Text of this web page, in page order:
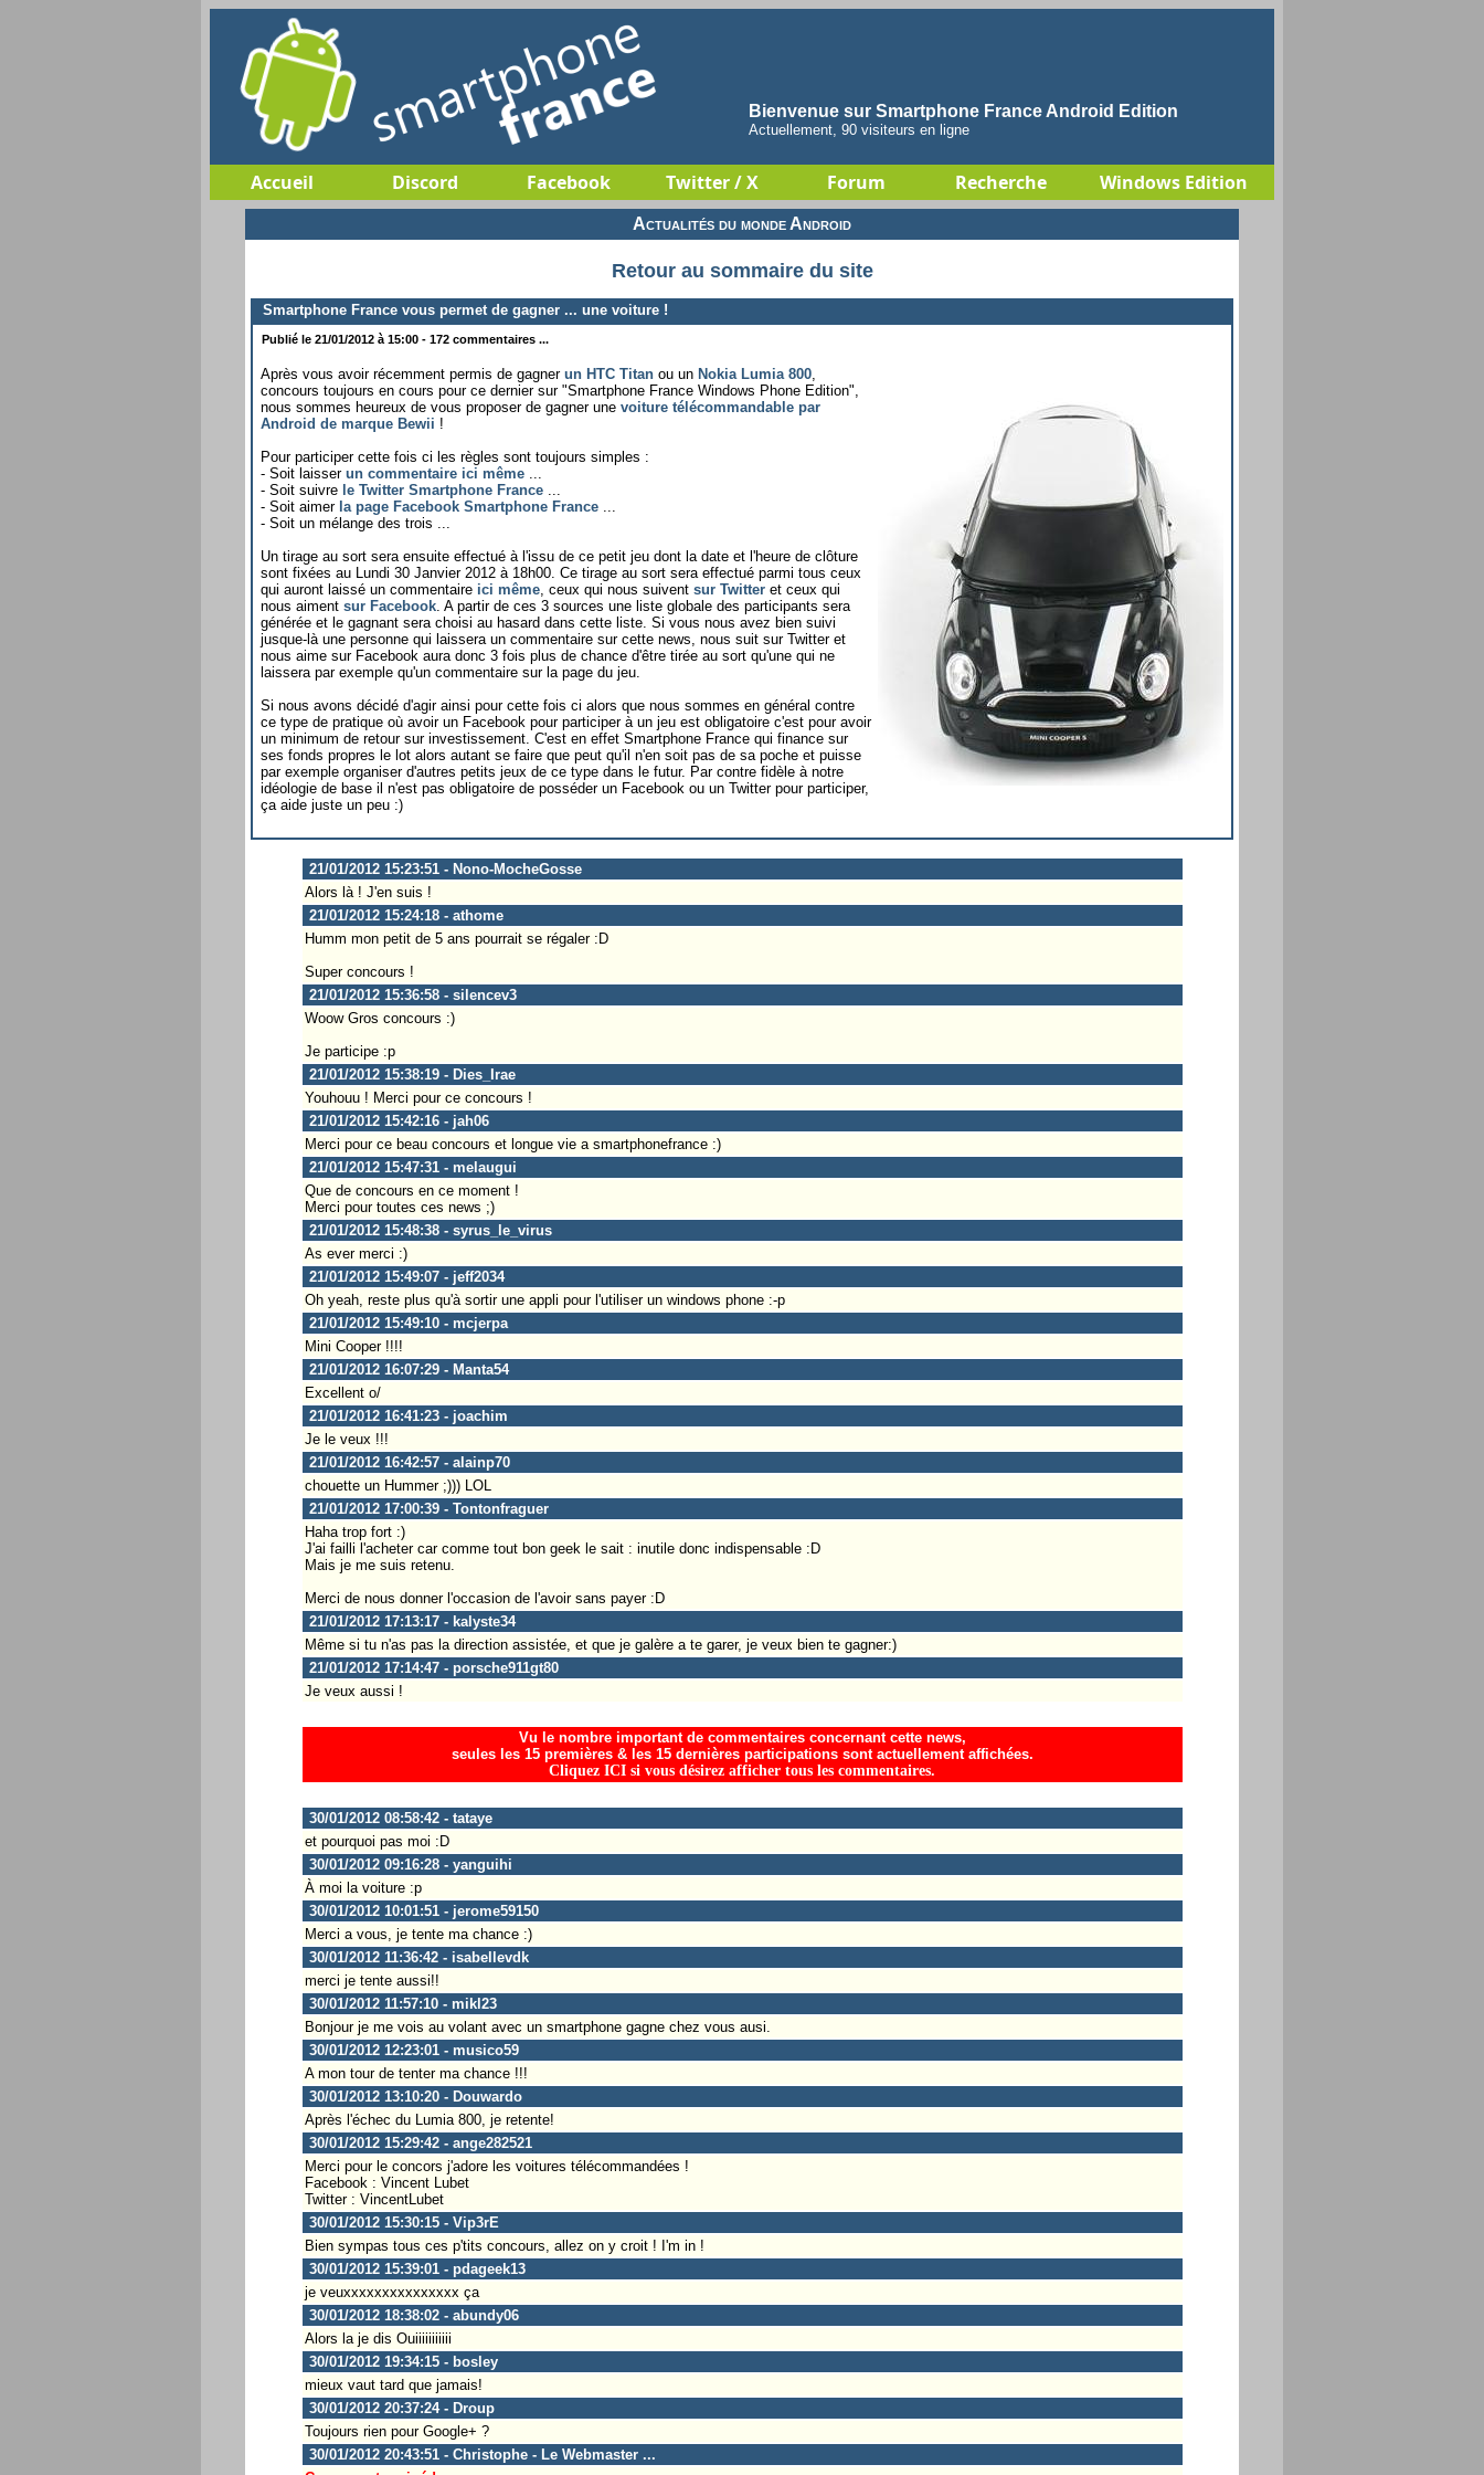
Bienvenue sur Smartphone France Android Edition
Actuellement, 90 visiteurs en ligne
Accueil Discord Facebook Twitter / X Forum Recherche Windows Edition
Actualités du monde Android
Retour au sommaire du site
Smartphone France vous permet de gagner ... une voiture !
Publié le 21/01/2012 à 15:00 - 172 commentaires ...
Après vous avoir récemment permis de gagner un HTC Titan ou un Nokia Lumia 800
concours toujours en cours pour ce dernier sur "Smartphone France Windows Phone Edition",
nous sommes heureux de vous proposer de gagner une voiture télécommandable par
Android de marque Bewii !
Pour participer cette fois ci les règles sont toujours simples :
- Soit laisser un commentaire ici même
- Soit suivre le Twitter Smartphone France
- Soit aimer la page Facebook Smartphone France
- Soit un mélange des trois ...
Un tirage au sort sera ensuite effectué à l'issu de ce petit jeu dont la date et l'heure de clôture
sont fixées au Lundi 30 Janvier 2012 à 18h00. Ce tirage au sort sera effectué parmi tous ceux
qui auront laissé un commentaire ici même , ceux qui nous suivent sur Twitter et ceux qui
nous aiment sur Facebook . A partir de ces 3 sources une liste globale des participants sera
générée et le gagnant sera choisi au hasard dans cette liste. Si vous nous avez bien suivi
jusque-là une personne qui laissera un commentaire sur cette news, nous suit sur Twitter et
nous aime sur Facebook aura donc 3 fois plus de chance d'être tirée au sort qu'une qui ne
laissera par exemple qu'un commentaire sur la page du jeu.
Si nous avons décidé d'agir ainsi pour cette fois ci alors que nous sommes en général contre
ce type de pratique où avoir un Facebook pour participer à un jeu est obligatoire c'est pour avoir
un minimum de retour sur investissement. C'est en effet Smartphone France qui finance sur
ses fonds propres le lot alors autant se faire que peut qu'il n'en soit pas de sa poche et puisse
par exemple organiser d'autres petits jeux de ce type dans le futur. Par contre fidèle à notre
idéologie de base il n'est pas obligatoire de posséder un Facebook ou un Twitter pour participer,
ça aide juste un peu :)
21/01/2012 15:23:51 - Nono-MocheGosse
Alors là ! J'en suis !
21/01/2012 15:24:18 - athome
Humm mon petit de 5 ans pourrait se régaler :D
Super concours !
21/01/2012 15:36:58 - silencev3
Woow Gros concours :)
Je participe :p
21/01/2012 15:38:19 - Dies_Irae
Youhouu ! Merci pour ce concours !
21/01/2012 15:42:16 - jah06
Merci pour ce beau concours et longue vie a smartphonefrance :)
21/01/2012 15:47:31 - melaugui
Que de concours en ce moment !
Merci pour toutes ces news ;)
21/01/2012 15:48:38 - syrus_le_virus
As ever merci :)
21/01/2012 15:49:07 - jeff2034
Oh yeah, reste plus qu'à sortir une appli pour l'utiliser un windows phone :-p
21/01/2012 15:49:10 - mcjerpa
Mini Cooper !!!!
21/01/2012 16:07:29 - Manta54
Excellent o/
21/01/2012 16:41:23 - joachim
Je le veux !!!
21/01/2012 16:42:57 - alainp70
chouette un Hummer ;))) LOL
21/01/2012 17:00:39 - Tontonfraguer
Haha trop fort :)
J'ai failli l'acheter car comme tout bon geek le sait : inutile donc indispensable :D
Mais je me suis retenu.
Merci de nous donner l'occasion de l'avoir sans payer :D
21/01/2012 17:13:17 - kalyste34
Même si tu n'as pas la direction assistée, et que je galère a te garer, je veux bien te gagner:)
21/01/2012 17:14:47 - porsche911gt80
Je veux aussi !
Vu le nombre important de commentaires concernant cette news,
seules les 15 premières & les 15 dernières participations sont actuellement affichées.
Cliquez ICI si vous désirez afficher tous les commentaires.
30/01/2012 08:58:42 - tataye
et pourquoi pas moi :D
30/01/2012 09:16:28 - yanguihi
À moi la voiture :p
30/01/2012 10:01:51 - jerome59150
Merci a vous, je tente ma chance :)
30/01/2012 11:36:42 - isabellevdk
merci je tente aussi!!
30/01/2012 11:57:10 - mikl23
Bonjour je me vois au volant avec un smartphone gagne chez vous ausi.
30/01/2012 12:23:01 - musico59
A mon tour de tenter ma chance !!!
30/01/2012 13:10:20 - Douwardo
Après l'échec du Lumia 800, je retente!
30/01/2012 15:29:42 - ange282521
Merci pour le concors j'adore les voitures télécommandées !
Facebook : Vincent Lubet
Twitter : VincentLubet
30/01/2012 15:30:15 - Vip3rE
Bien sympas tous ces p'tits concours, allez on y croit ! I'm in !
30/01/2012 15:39:01 - pdageek13
je veuxxxxxxxxxxxxxxx ça
30/01/2012 18:38:02 - abundy06
Alors la je dis Ouiiiiiiiiiii
30/01/2012 19:34:15 - bosley
mieux vaut tard que jamais!
30/01/2012 20:37:24 - Droup
Toujours rien pour Google+ ?
30/01/2012 20:43:51 - Christophe - Le Webmaster ...